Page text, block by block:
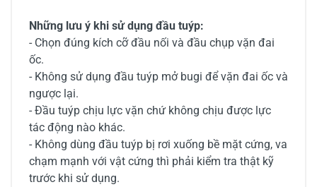
Những lưu ý khi sử dụng đầu tuýp:
- Chọn đúng kích cỡ đầu nối và đầu chụp vặn đai
ốc.
- Không sử dụng đầu tuýp mở bugi để vặn đai ốc và
ngược lại.
- Đầu tuýp chịu lực vặn chứ không chịu được lực
tác động nào khác.
- Không dùng đầu tuýp bị rơi xuống bề mặt cứng, va
chạm mạnh với vật cứng thì phải kiểm tra thật kỹ
trước khi sử dụng.